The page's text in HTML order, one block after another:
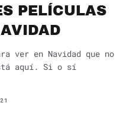
PELÍCULAS
ver en Navidad que no
aquí. Si o sí